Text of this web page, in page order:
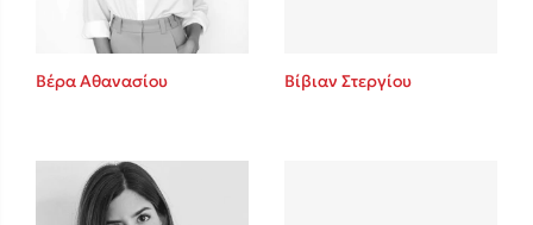
Η μέθοδος Αφήστε τους
Βέρα Αθανασίου Βίβιαν Στεργίου